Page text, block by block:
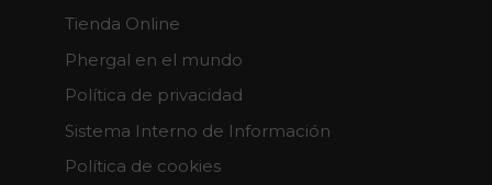
Tienda Online
Phergal en el mundo
Política de privacidad
Sistema Interno de Información
Política de cookies